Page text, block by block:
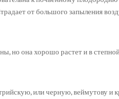
от большого запыления
но она хорошо растет и в
или черную, веймутову и